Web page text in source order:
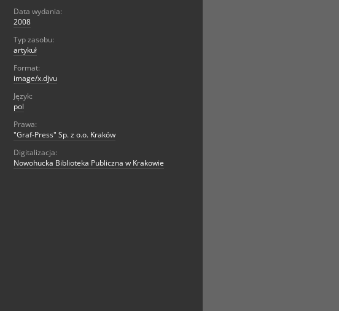
Data wydania:
2008
Typ zasobu:
artykuł
Format:
image/x.djvu
Język:
pol
Prawa:
"Graf-Press" Sp. z o.o. Kraków
Digitalizacja:
Nowohucka Biblioteka Publiczna w Krakowie